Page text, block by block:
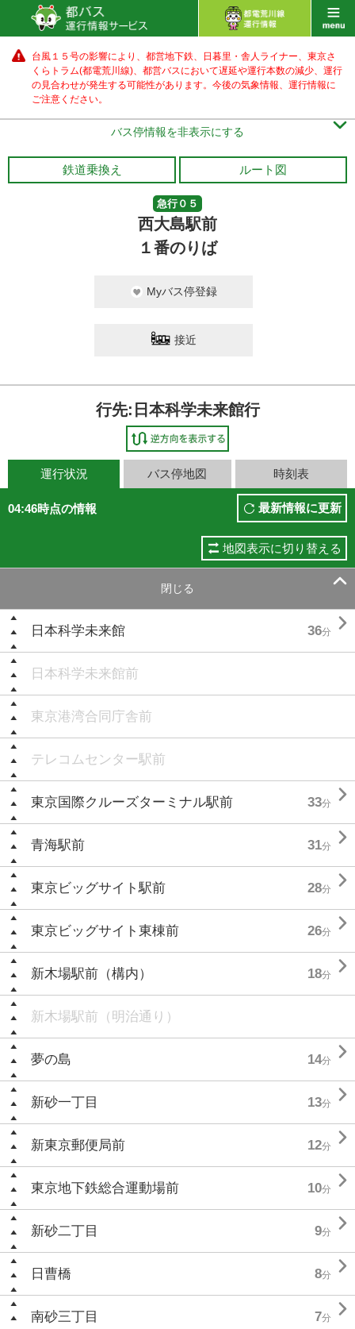
台風１５号の影響により、都営地下鉄、日暮里・舎人ライナー、東京さ
くらトラム(都電荒川線)、都営バスにおいて遅延や運行本数の減少、運行
の見合わせが発生する可能性があります。 今後の気象情報、運行情報に
ご注意ください。
バス停情報を非表示にする 
鉄道乗換え ルート図
急行０５
西大島駅前
１番のりば
Myバス停登録
接近
行先:日本科学未来館行
運行状況 バス停地図 時刻表
04:46時点の情報 最新情報に更新
地図表示に切り替える
閉じる 
日本科学未来館 36分 
日本科学未来館前
東京港湾合同庁舎前
テレコムセンター駅前
東京国際クルーズターミナル駅前 33分 
青海駅前 31分 
東京ビッグサイト駅前 28分 
東京ビッグサイト東棟前 26分 
新木場駅前（構内） 18分 
新木場駅前（明治通り）
夢の島 14分 
新砂一丁目 13分 
新東京郵便局前 12分 
東京地下鉄総合運動場前 10分 
新砂二丁目 9分 
日曹橋 8分 
南砂三丁目 7分 